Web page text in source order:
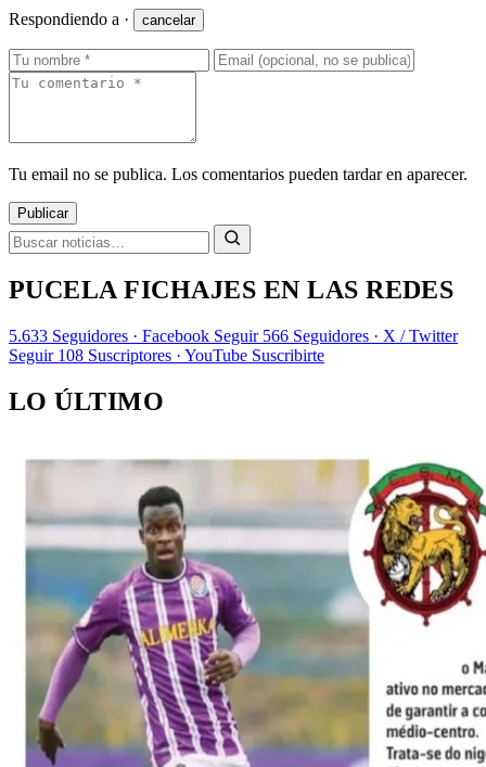
Respondiendo a · cancelar
Tu email no se publica. Los comentarios pueden tardar en aparecer.
Publicar
PUCELA FICHAJES EN LAS REDES
5.633 Seguidores · Facebook Seguir 566 Seguidores · X / Twitter
Seguir 108 Suscriptores · YouTube Suscribirte
LO ÚLTIMO